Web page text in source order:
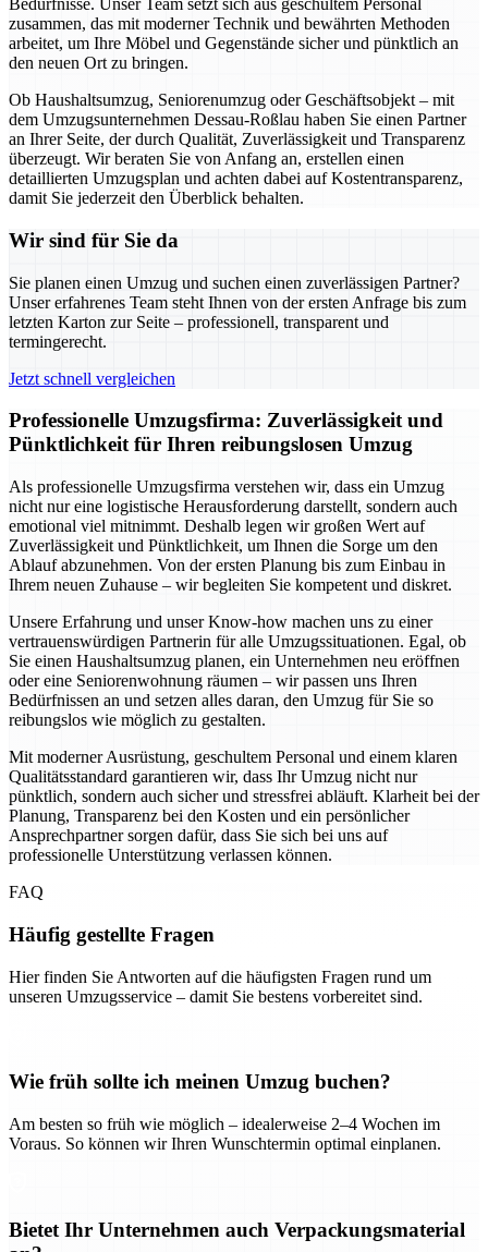
Bedürfnisse. Unser Team setzt sich aus geschultem Personal
zusammen, das mit moderner Technik und bewährten Methoden
arbeitet, um Ihre Möbel und Gegenstände sicher und pünktlich an
den neuen Ort zu bringen.
Ob Haushaltsumzug, Seniorenumzug oder Geschäftsobjekt – mit
dem Umzugsunternehmen Dessau-Roßlau haben Sie einen Partner
an Ihrer Seite, der durch Qualität, Zuverlässigkeit und Transparenz
überzeugt. Wir beraten Sie von Anfang an, erstellen einen
detaillierten Umzugsplan und achten dabei auf Kostentransparenz,
damit Sie jederzeit den Überblick behalten.
Wir sind für Sie da
Sie planen einen Umzug und suchen einen zuverlässigen Partner?
Unser erfahrenes Team steht Ihnen von der ersten Anfrage bis zum
letzten Karton zur Seite – professionell, transparent und
termingerecht.
Jetzt schnell vergleichen
Professionelle Umzugsfirma: Zuverlässigkeit und
Pünktlichkeit für Ihren reibungslosen Umzug
Als professionelle Umzugsfirma verstehen wir, dass ein Umzug
nicht nur eine logistische Herausforderung darstellt, sondern auch
emotional viel mitnimmt. Deshalb legen wir großen Wert auf
Zuverlässigkeit und Pünktlichkeit, um Ihnen die Sorge um den
Ablauf abzunehmen. Von der ersten Planung bis zum Einbau in
Ihrem neuen Zuhause – wir begleiten Sie kompetent und diskret.
Unsere Erfahrung und unser Know-how machen uns zu einer
vertrauenswürdigen Partnerin für alle Umzugssituationen. Egal, ob
Sie einen Haushaltsumzug planen, ein Unternehmen neu eröffnen
oder eine Seniorenwohnung räumen – wir passen uns Ihren
Bedürfnissen an und setzen alles daran, den Umzug für Sie so
reibungslos wie möglich zu gestalten.
Mit moderner Ausrüstung, geschultem Personal und einem klaren
Qualitätsstandard garantieren wir, dass Ihr Umzug nicht nur
pünktlich, sondern auch sicher und stressfrei abläuft. Klarheit bei der
Planung, Transparenz bei den Kosten und ein persönlicher
Ansprechpartner sorgen dafür, dass Sie sich bei uns auf
professionelle Unterstützung verlassen können.
FAQ
Häufig gestellte Fragen
Hier finden Sie Antworten auf die häufigsten Fragen rund um
unseren Umzugsservice – damit Sie bestens vorbereitet sind.
Wie früh sollte ich meinen Umzug buchen?
Am besten so früh wie möglich – idealerweise 2–4 Wochen im
Voraus. So können wir Ihren Wunschtermin optimal einplanen.
Bietet Ihr Unternehmen auch Verpackungsmaterial